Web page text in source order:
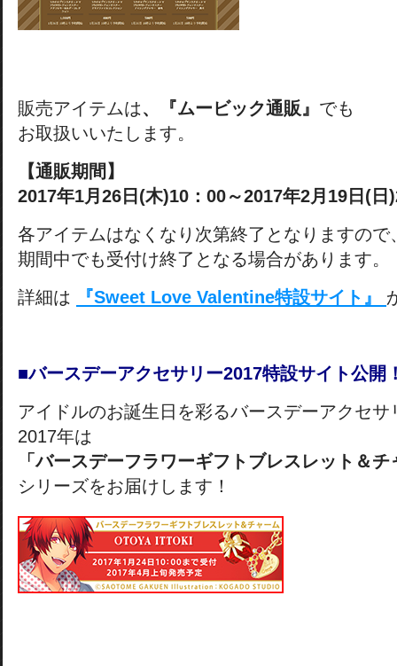
販売アイテムは、『ムービック通販』 でも
お取扱いいたします。
【通販期間】
2017年1月26日(木)10：00～2017年2月19日(日
各アイテムはなくなり次第終了となりますので
期間中でも受付け終了となる場合があります。
詳細は
『Sweet Love Valentine特設サイト』
■バースデーアクセサリー2017特設サイト公開
アイドルのお誕生日を彩るバースデーアクセサ
2017年は
「バースデーフラワーギフトブレスレット＆チ
シリーズをお届けします！